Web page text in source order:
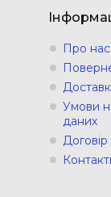
Про нас
Умови
даних